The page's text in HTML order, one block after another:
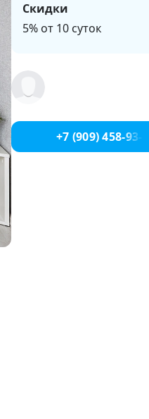
Скидки
5% от 10 суток
+7 (909) 458-93-04